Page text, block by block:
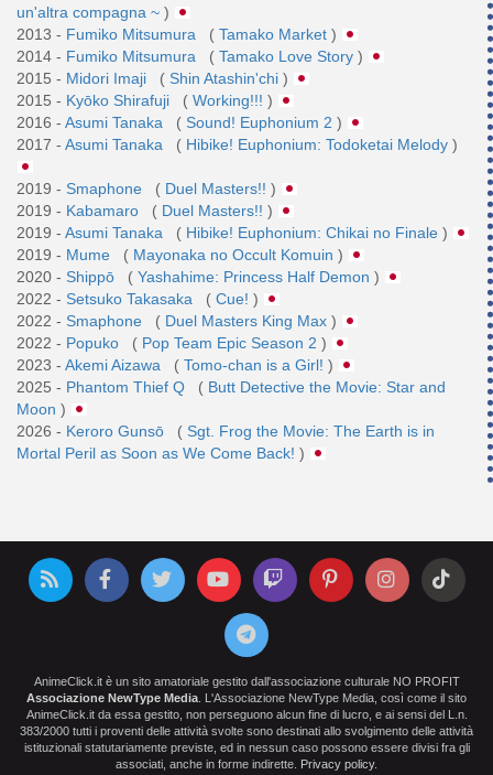
un'altra compagna ~ )
2013 - Fumiko Mitsumura ( Tamako Market )
2014 - Fumiko Mitsumura ( Tamako Love Story )
2015 - Midori Imaji ( Shin Atashin'chi )
2015 - Kyōko Shirafuji ( Working!!! )
2016 - Asumi Tanaka ( Sound! Euphonium 2 )
2017 - Asumi Tanaka ( Hibike! Euphonium: Todoketai Melody )
2019 - Smaphone ( Duel Masters!! )
2019 - Kabamaro ( Duel Masters!! )
2019 - Asumi Tanaka ( Hibike! Euphonium: Chikai no Finale )
2019 - Mume ( Mayonaka no Occult Komuin )
2020 - Shippō ( Yashahime: Princess Half Demon )
2022 - Setsuko Takasaka ( Cue! )
2022 - Smaphone ( Duel Masters King Max )
2022 - Popuko ( Pop Team Epic Season 2 )
2023 - Akemi Aizawa ( Tomo-chan is a Girl! )
2025 - Phantom Thief Q ( Butt Detective the Movie: Star and
Moon )
2026 - Keroro Gunsō ( Sgt. Frog the Movie: The Earth is in
Mortal Peril as Soon as We Come Back! )
AnimeClick.it è un sito amatoriale gestito dall'associazione culturale NO PROFIT
Associazione NewType Media . L'Associazione NewType Media, così come il sito
AnimeClick.it da essa gestito, non perseguono alcun fine di lucro, e ai sensi del L.n.
383/2000 tutti i proventi delle attività svolte sono destinati allo svolgimento delle attività
istituzionali statutariamente previste, ed in nessun caso possono essere divisi fra gli
associati, anche in forme indirette. Privacy policy.